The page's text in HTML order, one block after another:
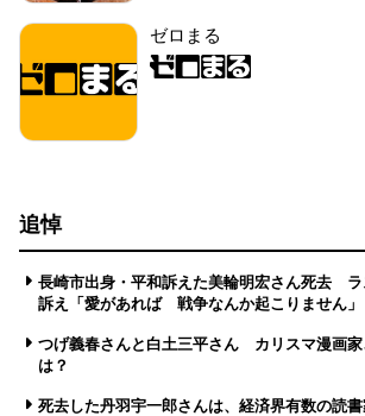
ゼロまる
追悼
長崎市出身・平和訴えた美輪明宏さん死去 ラ
訴え「愛があれば 戦争なんか起こりません」
つげ義春さんと白土三平さん カリスマ漫画家
は？
死去した丹羽宇一郎さんは、経済界有数の読